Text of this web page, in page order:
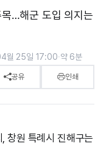
…해군 도입 의지는
월 25일 17:00·약 6분
공유 인쇄
창원 특례시 진해구는